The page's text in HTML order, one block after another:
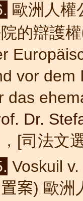
歐洲人權
的辯護權
vor dem
das
Dr.
[司法文
Voskuil
案) 歐洲